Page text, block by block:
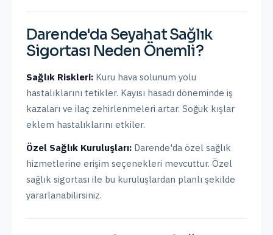
Darende'da Seyahat Sağlık
Sigortası Neden Önemli?
Sağlık Riskleri: Kuru hava solunum yolu
hastalıklarını tetikler. Kayısı hasadı döneminde iş
kazaları ve ilaç zehirlenmeleri artar. Soğuk kışlar
eklem hastalıklarını etkiler.
Özel Sağlık Kuruluşları: Darende'da özel sağlık
hizmetlerine erişim seçenekleri mevcuttur. Özel
sağlık sigortası ile bu kuruluşlardan planlı şekilde
yararlanabilirsiniz.